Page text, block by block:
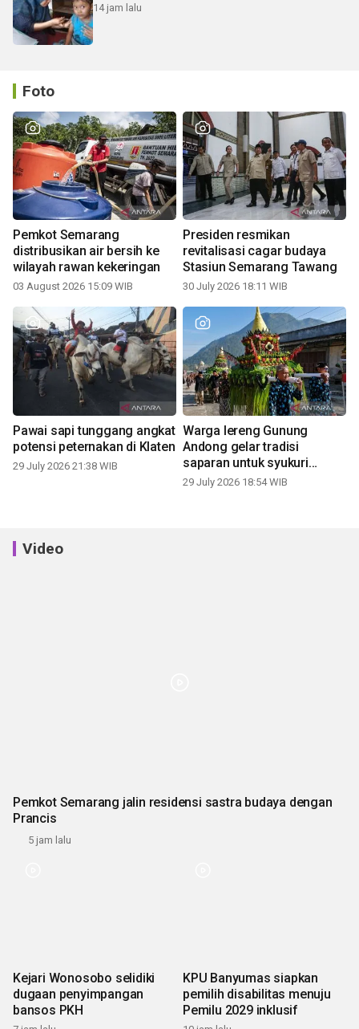
14 jam lalu
Foto
Pemkot Semarang
distribusikan air bersih ke
wilayah rawan kekeringan
03 August 2026 15:09 WIB
Presiden resmikan
revitalisasi cagar budaya
Stasiun Semarang Tawang
30 July 2026 18:11 WIB
Pawai sapi tunggang angkat
potensi peternakan di Klaten
29 July 2026 21:38 WIB
Warga lereng Gunung
Andong gelar tradisi
saparan untuk syukuri
panen
29 July 2026 18:54 WIB
Video
Pemkot Semarang jalin residensi sastra budaya dengan
Prancis
5 jam lalu
Kejari Wonosobo selidiki
dugaan penyimpangan
bansos PKH
KPU Banyumas siapkan
pemilih disabilitas menuju
Pemilu 2029 inklusif